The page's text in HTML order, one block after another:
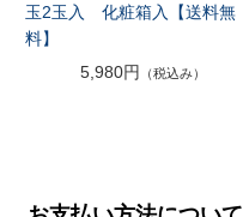
玉2玉入 化粧箱入【送料無
料】
5,980円
（税込み）